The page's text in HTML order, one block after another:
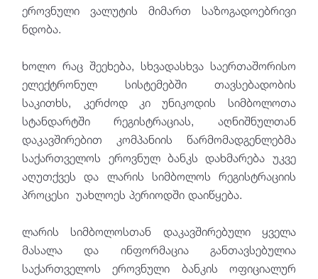
ეროვნული ვალუტის მიმართ საზოგადოებრივი
ნდობა.
ხოლო რაც შეეხება, სხვადასხვა საერთაშორისო
ელექტრონულ სისტემებში თავსებადობის
საკითხს, კერძოდ კი უნიკოდის სიმბოლოთა
სტანდარტში რეგისტრაციას, აღნიშნულთან
დაკავშირებით კომპანიის წარმომადგენლებმა
საქართველოს ეროვნულ ბანკს დახმარება უკვე
აღუთქვეს და ლარის სიმბოლოს რეგისტრაციის
პროცესი უახლოეს პერიოდში დაიწყება.
ლარის სიმბოლოსთან დაკავშირებული ყველა
მასალა და ინფორმაცია განთავსებულია
საქართველოს ეროვნული ბანკის ოფიციალურ